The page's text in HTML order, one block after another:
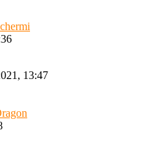
13:47